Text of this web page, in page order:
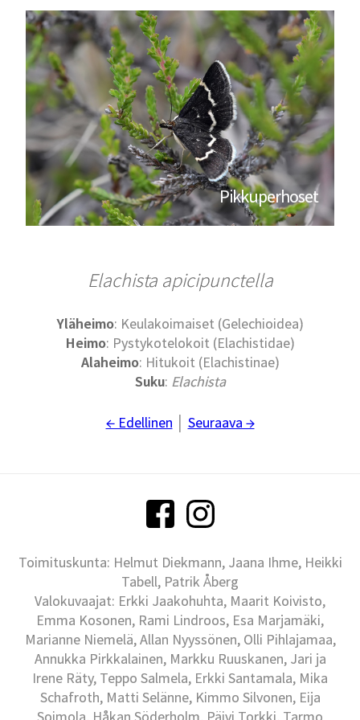
Pikkuperhoset
Elachista apicipunctella
Yläheimo: Keulakoimaiset (Gelechioidea)
Heimo: Pystykotelokoit (Elachistidae)
Alaheimo: Hitukoit (Elachistinae)
Suku: Elachista
← Edellinen Seuraava →
Toimituskunta: Helmut Diekmann, Jaana Ihme, Heikki
Tabell, Patrik Åberg
Valokuvaajat: Erkki Jaakohuhta, Maarit Koivisto,
Emma Kosonen, Rami Lindroos, Esa Marjamäki,
Marianne Niemelä, Allan Nyyssönen, Olli Pihlajamaa,
Annukka Pirkkalainen, Markku Ruuskanen, Jari ja
Irene Räty, Teppo Salmela, Erkki Santamala, Mika
Schafroth, Matti Selänne, Kimmo Silvonen, Eija